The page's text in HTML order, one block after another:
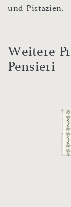
und Pistazien.
Weitere
Pensieri